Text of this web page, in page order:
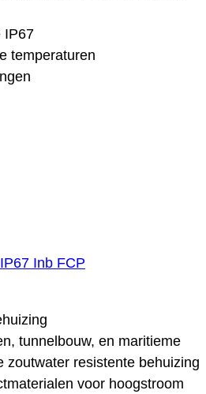
IP67
temperaturen
Inb FCP
tunnelbouw, en maritieme
zoutwater resistente behuizing
voor hoogstroom